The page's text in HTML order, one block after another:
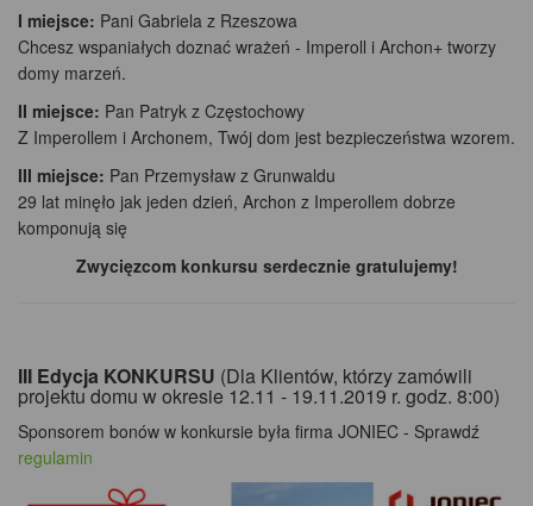
I miejsce: Pani Gabriela z Rzeszowa
Chcesz wspaniałych doznać wrażeń - Imperoll i Archon+ tworzy
domy marzeń.
II miejsce: Pan Patryk z Częstochowy
Z Imperollem i Archonem, Twój dom jest bezpieczeństwa wzorem.
III miejsce: Pan Przemysław z Grunwaldu
29 lat minęło jak jeden dzień, Archon z Imperollem dobrze
komponują się
Zwycięzcom konkursu serdecznie gratulujemy!
III Edycja KONKURSU (Dla Klientów, którzy zamówili
projektu domu w okresie 12.11 - 19.11.2019 r. godz. 8:00)
Sponsorem bonów w konkursie była firma JONIEC - Sprawdź
regulamin